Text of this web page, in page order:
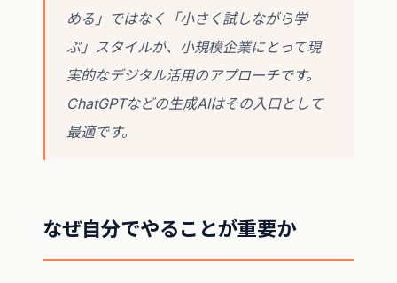
める」ではなく「小さく試しながら学
ぶ」スタイルが、小規模企業にとって現
実的なデジタル活用のアプローチです。
ChatGPTなどの生成AIはその入口として
最適です。
なぜ自分でやることが重要か